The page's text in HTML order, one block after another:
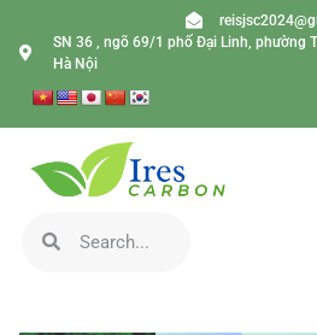
SN 36 , ngõ 69/1 phố Đại Linh, phường
Hà Nội